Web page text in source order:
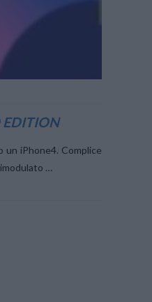
EDITION
iPhone4. Complice
…